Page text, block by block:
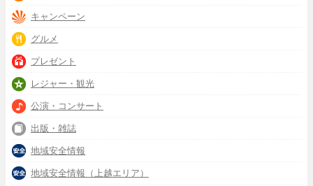
キャンペーン
グルメ
プレゼント
レジャー・観光
公演・コンサート
出版・雑誌
地域安全情報
地域安全情報（上越エリア）